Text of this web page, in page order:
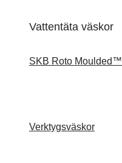
Vattentäta väskor
SKB Roto Moulded™
Verktygsväskor